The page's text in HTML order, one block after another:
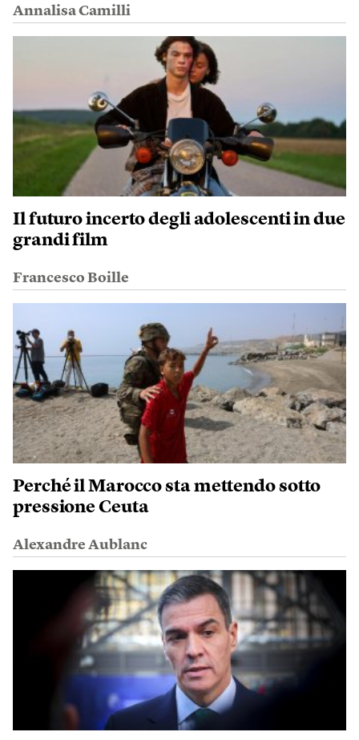
Annalisa Camilli
Il futuro incerto degli adolescenti in due
grandi film
Francesco Boille
Perché il Marocco sta mettendo sotto
pressione Ceuta
Alexandre Aublanc